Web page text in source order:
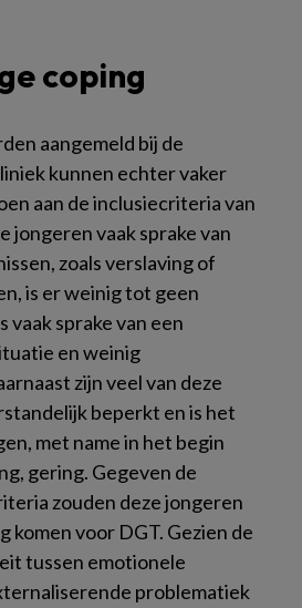
coping
aangemeld bij de
kunnen echter vaker
aan de inclusiecriteria van
jongeren vaak sprake van
zoals verslaving of
is er weinig tot geen
vaak sprake van een
en weinig
zijn veel van deze
beperkt en is het
met name in het begin
gering. Gegeven de
zouden deze jongeren
komen voor DGT. Gezien de
tussen emotionele
problematiek